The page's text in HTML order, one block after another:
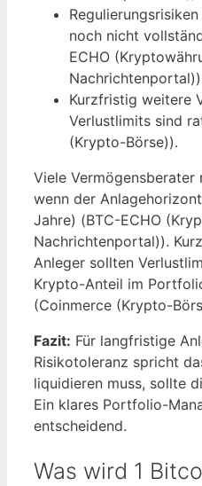
noch nicht
ECHO
Kurzfristig weitere
Verlustlimits sind
(Krypto-Börse)).
Viele Vermögensberater
wenn der
Jahre) (BTC-ECHO
Nachrichtenportal)).
Anleger sollten
Krypto-Anteil im
(Coinmerce (Krypto-
Fazit: Für langfristige
Risikotoleranz spricht
liquidieren muss, sollte
Ein klares Portfolio-
entscheidend.
Was wird 1